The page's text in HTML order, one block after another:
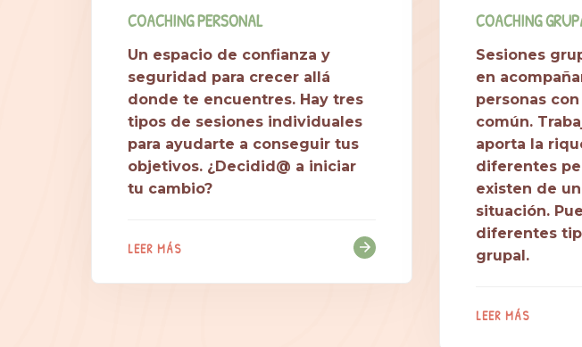
COACHING PERSONAL
Un espacio de confianza y
seguridad para crecer allá
donde te encuentres. Hay tres
tipos de sesiones individuales
para ayudarte a conseguir tus
objetivos. ¿Decidid@ a iniciar
tu cambio?
LEER MÁS
COACHING
Sesiones
en
personas
común.
aporta la
diferentes
existen de
situación.
diferentes
grupal.
LEER MÁS